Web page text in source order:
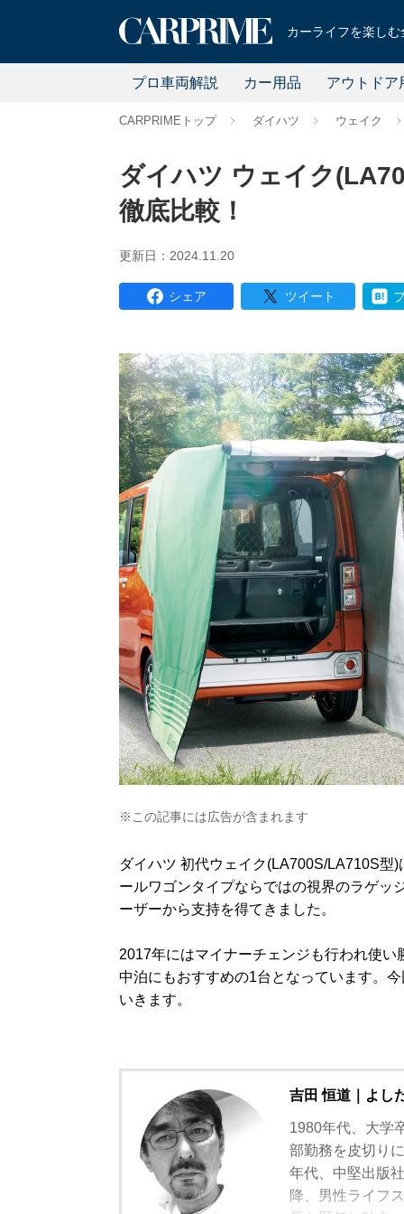
カーライフを楽し
プロ車両解説 カー用品 アウトドア
CARPRIMEトップ ダイハツ ウェイク
ダイハツ ウェイク
徹底比較！
更新日：2024.11.20
シェア ツイート
※この記事には広告が含まれます
ダイハツ 初代ウェイク(LA700S/LA710S型
ールワゴンタイプならではの視界のラゲッ
ーザーから支持を得てきました。
2017年にはマイナーチェンジも行われ使
中泊にもおすすめの1台となっています。
いきます。
吉田 恒道｜よし
1980年代、大学
部勤務を皮切り
年代、中堅出版
降、男性ライフ